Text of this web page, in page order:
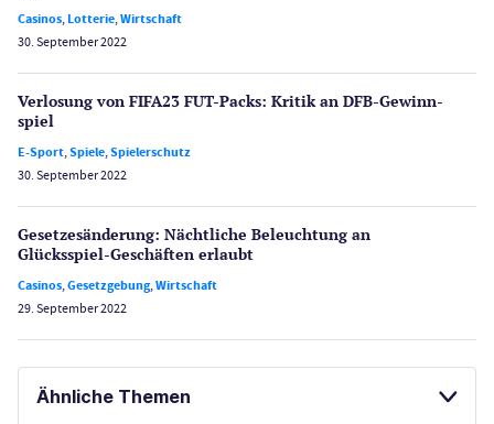
Casinos,Lotterie,Wirtschaft
30. September 2022
Verlosung von FIFA23 FUT-Packs: Kritik an DFB-Gewinn­
spiel
E-Sport,Spiele,Spielerschutz
30. September 2022
Gesetzes­änderung: Nächtliche Beleuch­tung an
Glücksspiel-Geschäften erlaubt
Casinos,Gesetzgebung,Wirtschaft
29. September 2022
Ähnliche Themen